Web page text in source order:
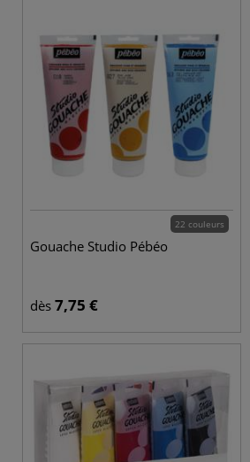
22 couleurs
Gouache Studio Pébéo
dès 7,75 €